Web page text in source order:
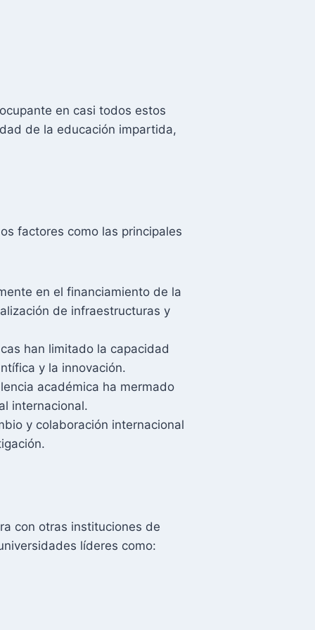
en casi todos estos
de la educación impartida,
factores como las principales
en el financiamiento de la
de infraestructuras y
han limitado la capacidad
y la innovación.
académica ha mermado
internacional.
y colaboración internacional
con otras instituciones de
líderes como: